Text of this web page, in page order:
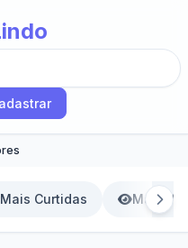
Mais Curtidas Mais